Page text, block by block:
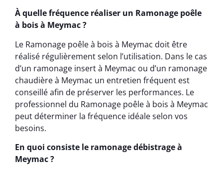
À quelle fréquence réaliser un Ramonage poêle
à bois à Meymac ?
Le Ramonage poêle à bois à Meymac doit être
réalisé régulièrement selon l’utilisation. Dans le cas
d’un ramonage insert à Meymac ou d’un ramonage
chaudière à Meymac un entretien fréquent est
conseillé afin de préserver les performances. Le
professionnel du Ramonage poêle à bois à Meymac
peut déterminer la fréquence idéale selon vos
besoins.
En quoi consiste le ramonage débistrage à
Meymac ?